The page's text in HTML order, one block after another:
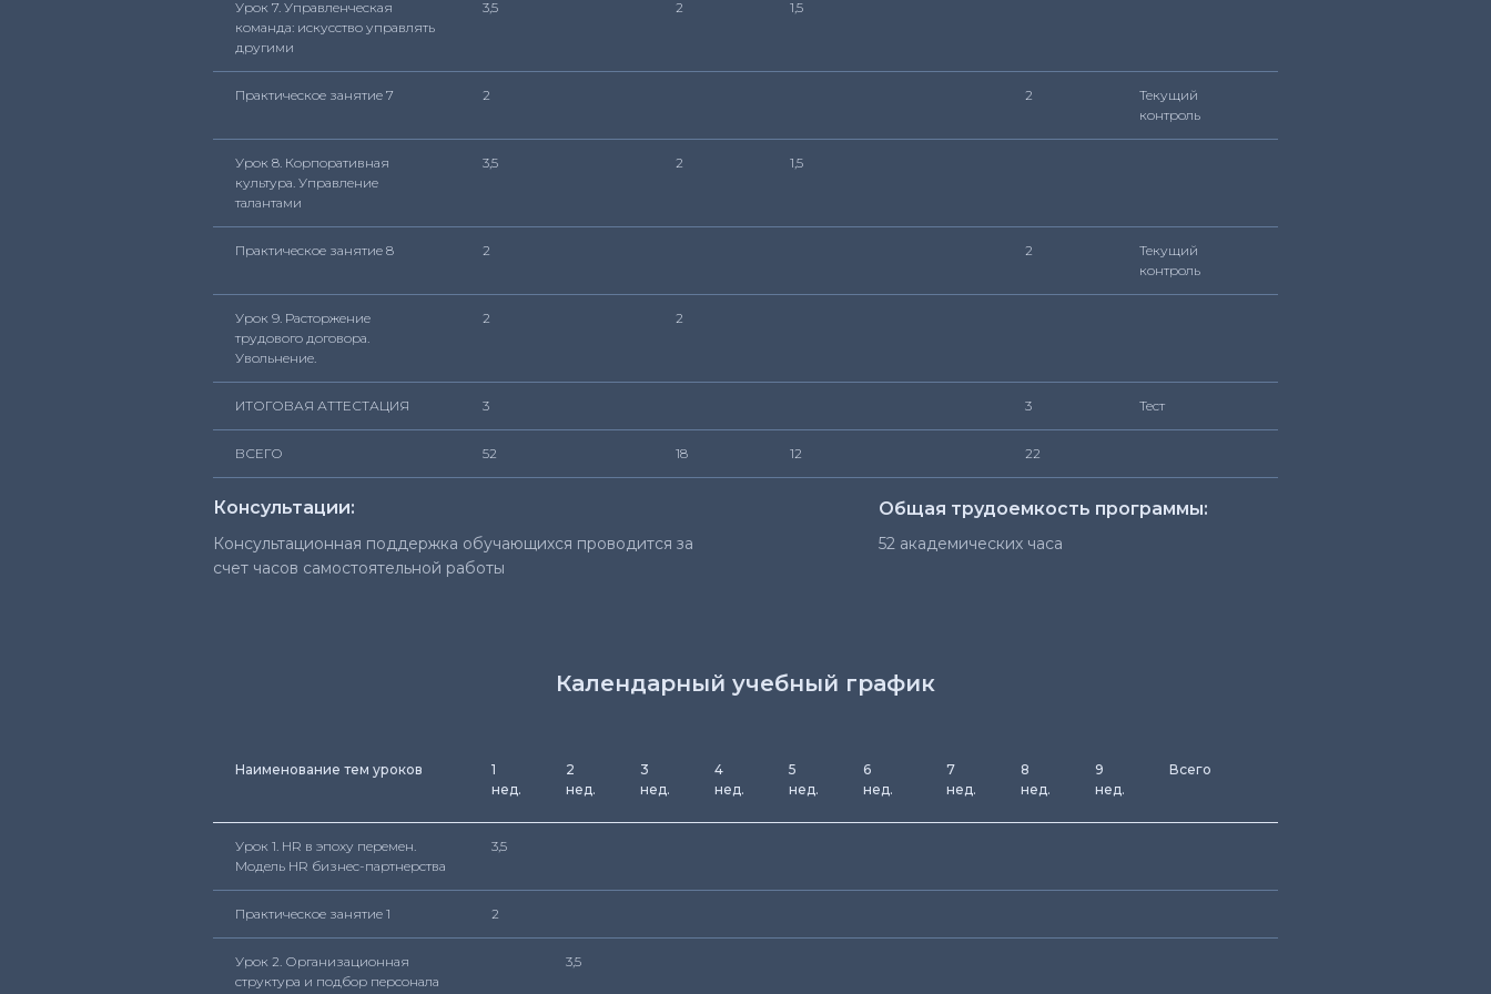
Урок 7. Управленческая
команда: искусство управлять
другими
3,5 2 1,5
Практическое занятие 7 2 2
Текущий
контроль
Урок 8. Корпоративная
культура. Управление
талантами
3,5 2 1,5
Практическое занятие 8 2 2
Текущий
контроль
Урок 9. Расторжение
трудового договора.
Увольнение.
2 2
ИТОГОВАЯ АТТЕСТАЦИЯ 3 3 Тест
ВСЕГО 52 18 12 22
Консультации: Общая трудоемкость программы:
Консультационная поддержка обучающихся проводится за
счет часов самостоятельной работы
52 академических часа
Календарный учебный график
Наименование тем уроков
1
нед.
2
нед.
3
нед.
4
нед.
5
нед.
6
нед.
7
нед.
8
нед.
9
нед.
Всего
Урок 1. HR в эпоху перемен.
Модель HR бизнес-партнерства
3,5
Практическое занятие 1 2
Урок 2. Организационная
структура и подбор персонала
3,5